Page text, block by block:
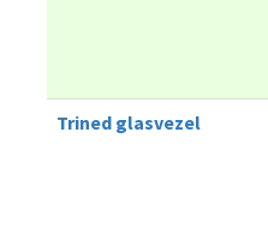
Trined glasvezel